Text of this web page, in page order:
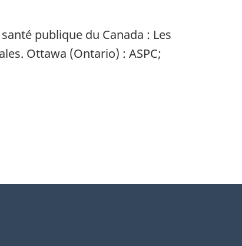
publique du Canada : Les
Ottawa (Ontario) : ASPC;